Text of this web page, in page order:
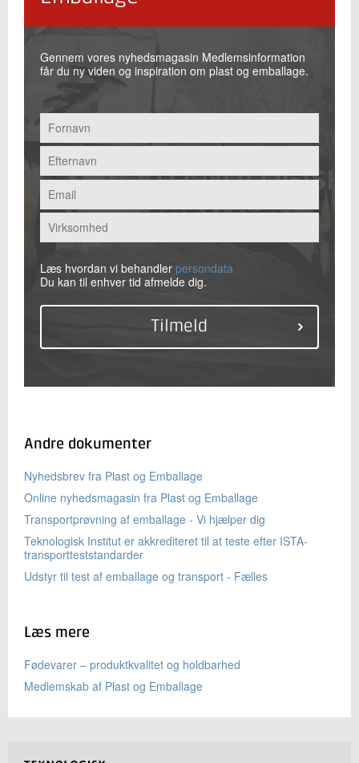
Gennem vores nyhedsmagasin Medlemsinformation
får du ny viden og inspiration om plast og emballage.
Læs hvordan vi behandler persondata
Du kan til enhver tid afmelde dig.
Andre dokumenter
Nyhedsbrev fra Plast og Emballage
Online nyhedsmagasin fra Plast og Emballage
Transportprøvning af emballage - Vi hjælper dig
Teknologisk Institut er akkrediteret til at teste efter ISTA-
transportteststandarder
Udstyr til test af emballage og transport - Fælles
Læs mere
Fødevarer – produktkvalitet og holdbarhed
Medlemskab af Plast og Emballage